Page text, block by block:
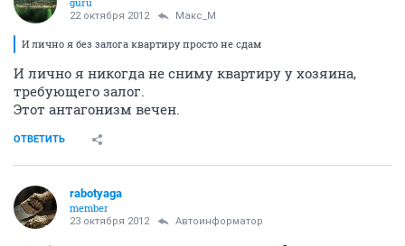
22 октября 2012 Макс_М
И лично я без залога квартиру просто не сдам
И лично я никогда не сниму квартиру у хозяина,
требующего залог.
Этот антагонизм вечен.
ОТВЕТИТЬ
rabotyaga
member
23 октября 2012 Автоинформатор